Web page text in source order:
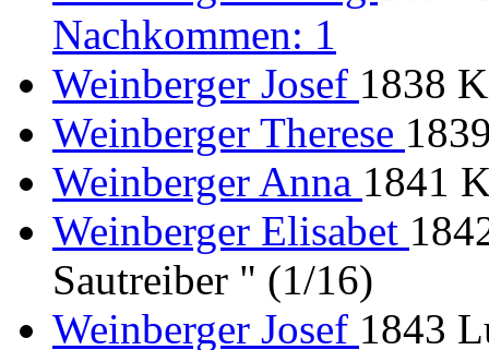
Nachkommen: 1
Weinberger Josef 1838
Weinberger Therese
Weinberger Anna 1841
Weinberger Elisabet
Sautreiber " (1/16)
Weinberger Josef 1843